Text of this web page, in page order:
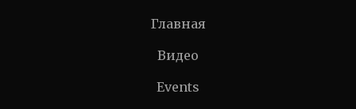
Главная
Видео
Events